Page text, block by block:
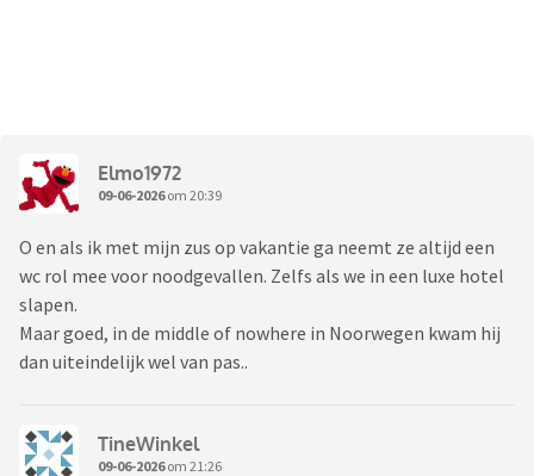
Elmo1972
09-06-2026om 20:39
O en als ik met mijn zus op vakantie ga neemt ze altijd een
wc rol mee voor noodgevallen. Zelfs als we in een luxe hotel
slapen.
Maar goed, in de middle of nowhere in Noorwegen kwam hij
dan uiteindelijk wel van pas..
TineWinkel
09-06-2026om 21:26